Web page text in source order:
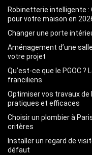
Robinetterie intelligente
pour votre maison en
Changer une porte
Aménagement d’une
votre projet
Qu’est-ce que le PGOC
franciliens
Optimiser vos travaux
pratiques et efficaces
Choisir un plombier à
critères
Installer un regard de
défaut